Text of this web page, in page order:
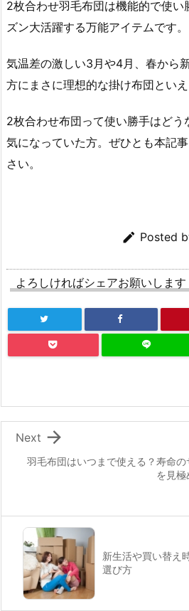
2枚合わせ羽毛布団は機能的で使い
ズン大活躍する万能アイテムです。
気温差の激しい3月や4月、春から
方にまさに理想的な掛け布団といえ
2枚合わせ布団って使い勝手はどう
気になっていた方。ぜひとも本記
さい。
 Posted
よろしければシェアお願いします
羽毛布団はいつまで使える？寿命の
を見極

Next
新生活や買い替え
選び方